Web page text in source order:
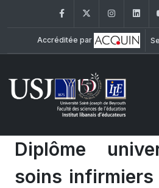
FacebookTwitter
Accréditée par
Diplôme
soins infirmiers